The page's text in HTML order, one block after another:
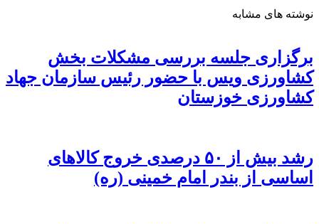
نوشته های مشابه
برگزاری جلسه بررسی مشکلات بخش
کشاورزی ویس با حضور رئیس سازمان جهاد
کشاورزی خوزستان
رشد بیش از ۵۰ درصدی خروج کالاهای
اساسی از بندر امام خمینی (ره)